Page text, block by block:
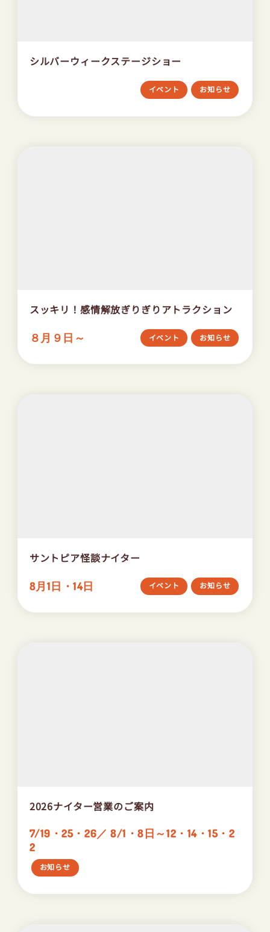
シルバーウィークステージショー
イベント お知らせ
スッキリ！感情解放ぎりぎりアトラクション
８月９日～ イベント お知らせ
サントピア怪談ナイター
8月1日・14日 イベント お知らせ
2026ナイター営業のご案内
7/19・25・26／ 8/1・8日～12・14・15・2
2
お知らせ